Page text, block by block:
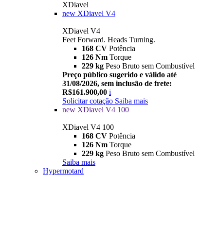
XDiavel
new XDiavel V4
XDiavel V4
Feet Forward. Heads Turning.
168 CV Potência
126 Nm Torque
229 kg Peso Bruto sem Combustível
Preço público sugerido e válido até
31/08/2026, sem inclusão de frete:
R$161.900,00 i
Solicitar cotação Saiba mais
new XDiavel V4 100
XDiavel V4 100
168 CV Potência
126 Nm Torque
229 kg Peso Bruto sem Combustível
Saiba mais
Hypermotard